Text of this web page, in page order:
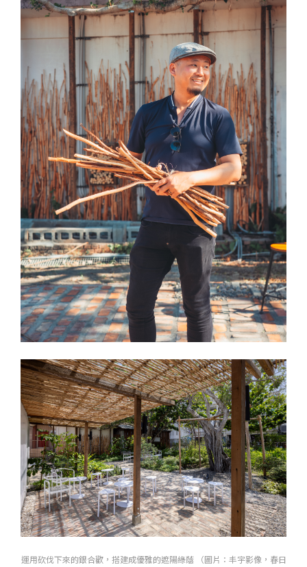
運用砍伐下來的銀合歡，搭建成優雅的遮陽綠蔭 （圖片：丰宇影像，春日